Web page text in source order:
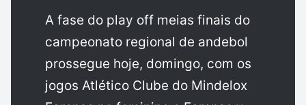
A fase do play off meias finais do
campeonato regional de andebol
prossegue hoje, domingo, com os
jogos Atlético Clube do Mindelox